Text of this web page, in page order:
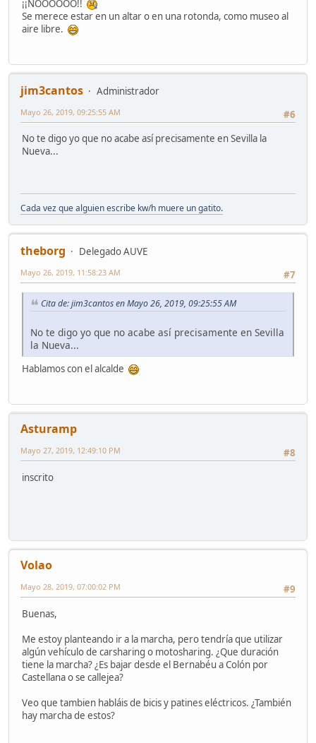
¡¡NOOOOOO!!
Se merece estar en un altar o en una rotonda, como museo al
aire libre.
jim3cantos
Administrador
#6
Mayo 26, 2019, 09:25:55 AM
No te digo yo que no acabe así precisamente en Sevilla la
Nueva...
Cada vez que alguien escribe kw/h muere un gatito.
theborg
Delegado AUVE
#7
Mayo 26, 2019, 11:58:23 AM
Cita de: jim3cantos en Mayo 26, 2019, 09:25:55 AM
No te digo yo que no acabe así precisamente en Sevilla
la Nueva...
Hablamos con el alcalde
Asturamp
#8
Mayo 27, 2019, 12:49:10 PM
inscrito
Volao
#9
Mayo 28, 2019, 07:00:02 PM
Buenas,
Me estoy planteando ir a la marcha, pero tendría que utilizar
algún vehículo de carsharing o motosharing. ¿Que duración
tiene la marcha? ¿Es bajar desde el Bernabéu a Colón por
Castellana o se callejea?
Veo que tambien habláis de bicis y patines eléctricos. ¿También
hay marcha de estos?